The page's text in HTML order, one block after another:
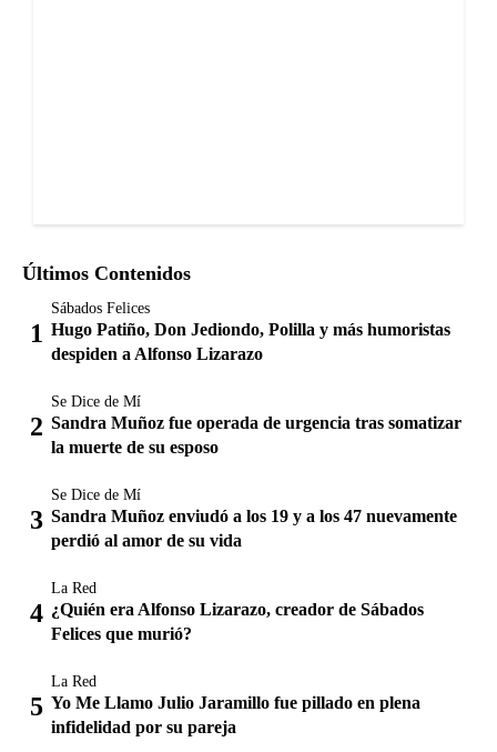
Últimos Contenidos
Sábados Felices
Hugo Patiño, Don Jediondo, Polilla y más humoristas
despiden a Alfonso Lizarazo
Se Dice de Mí
Sandra Muñoz fue operada de urgencia tras somatizar
la muerte de su esposo
Se Dice de Mí
Sandra Muñoz enviudó a los 19 y a los 47 nuevamente
perdió al amor de su vida
La Red
¿Quién era Alfonso Lizarazo, creador de Sábados
Felices que murió?
La Red
Yo Me Llamo Julio Jaramillo fue pillado en plena
infidelidad por su pareja